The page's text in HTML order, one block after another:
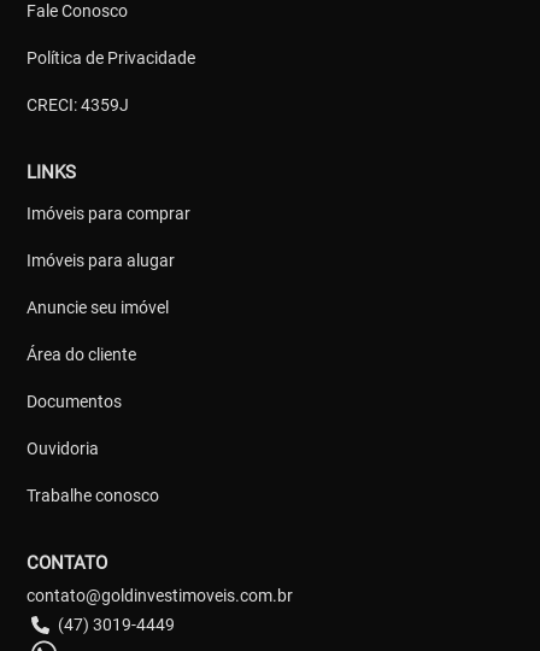
Fale Conosco
Política de Privacidade
CRECI: 4359J
LINKS
Imóveis para comprar
Imóveis para alugar
Anuncie seu imóvel
Área do cliente
Documentos
Ouvidoria
Trabalhe conosco
CONTATO
contato@goldinvestimoveis.com.br
(47) 3019-4449